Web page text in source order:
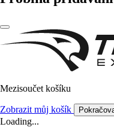
Mezisoučet košíku
Zobrazit můj košík
Loading...